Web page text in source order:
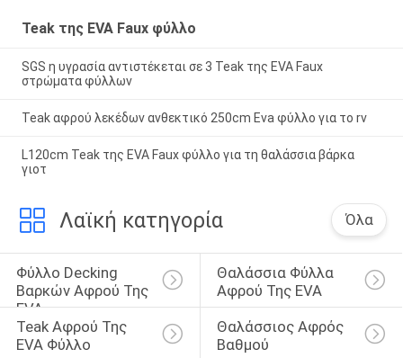
Teak της EVA Faux φύλλο
SGS η υγρασία αντιστέκεται σε 3 Teak της EVA Faux
στρώματα φύλλων
Teak αφρού λεκέδων ανθεκτικό 250cm Eva φύλλο για το rv
L120cm Teak της EVA Faux φύλλο για τη θαλάσσια βάρκα
γιοτ
Λαϊκή κατηγορία Όλα
Φύλλο Decking
Βαρκών Αφρού Της
EVA
Θαλάσσια Φύλλα
Αφρού Της EVA
Teak Αφρού Της
EVA Φύλλο
Θαλάσσιος Αφρός
Βαθμού